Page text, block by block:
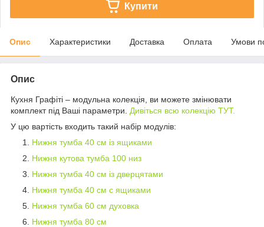
Купити
Опис Характеристики Доставка Оплата Умови
Опис
Кухня Графіті – модульна колекція, ви можете змінювати
комплект під Ваші параметри. Дивіться всю колекцію ТУТ.
У цю вартість входить такий набір модулів:
Нижня тумба 40 см із ящиками
Нижня кутова тумба 100 низ
Нижня тумба 40 см із дверцятами
Нижня тумба 40 см с ящиками
Нижня тумба 60 см духовка
Нижня тумба 80 см